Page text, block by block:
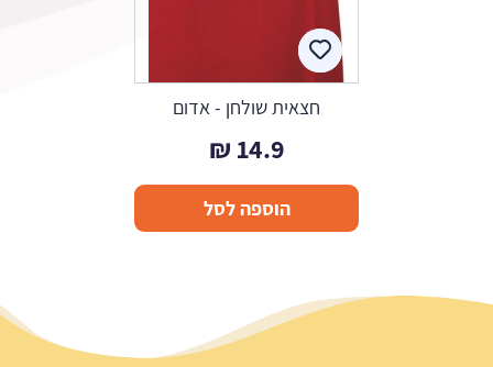
חצאית שולחן - אדום
14.9
₪
הוספה לסל